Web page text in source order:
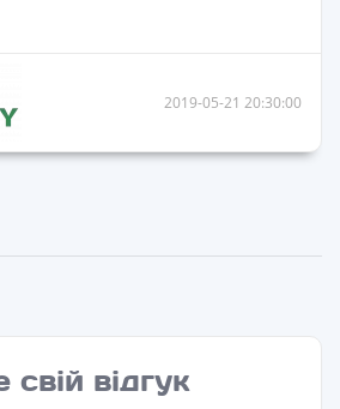
2019-05-21 20:30:00
відгук